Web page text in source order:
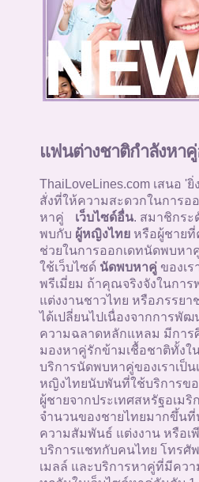
แฟนต่างชาติกำลังหา
ThaiLoveLines.com เสนอ 'ยิ่
สั่งที่ให้ความสะดวกในการอ
หาคู่
เว็บไซด์อื่น. สมาชิกระ
พบกับ ผู้หญิงไทยหรือผู้ชายที่
ช่วยในการออกเดทนัดพบห
ใช้เว็บไซด์ นัดพบหาคู่ของเร
พรีเมี่ยม ถ้าคุณจริงจังในกา
แต่งงานชาวไทย หรือภรรยา
ได้เปลี่ยนไปเนื่องจากการพั
ความฉลาดหลักแหลม มีการ
มองหาคู่รักข้ามเชื้อชาติทั้งใ
บริการนัดพบหาคู่ของเราเป็
หญิงไทยนับพันที่ใช้บริการข
ผู้ชายจากประเทศสหรัฐอเมริ
จำนวนของชายไทยมากขึ้นที่
ความสัมพันธ์ แต่งงาน หรือเ
บริการแชทกับคนไทย โทรศั
เมลล์ และบริการหาคู่ที่มีคว